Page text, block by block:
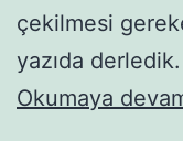
çekilmesi
yazıda
Okumaya